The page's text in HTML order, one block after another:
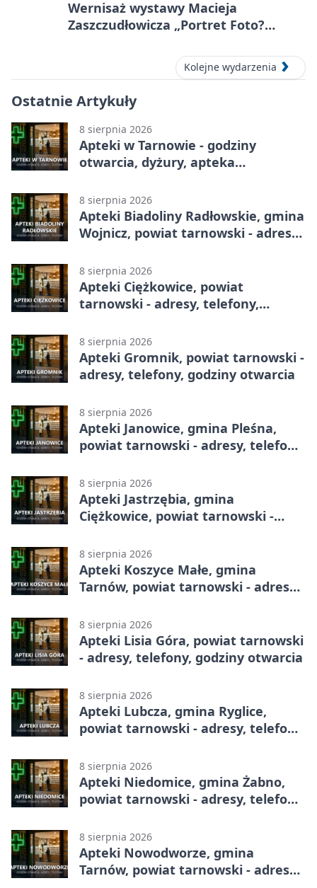
Wernisaż wystawy Macieja
Zaszczudłowicza „Portret Foto?
Kolejne wydarzenia
Ostatnie Artykuły
8 sierpnia 2026
Apteki w Tarnowie - godziny
otwarcia, dyżury, apteka
8 sierpnia 2026
Apteki Biadoliny Radłowskie, gmina
Wojnicz, powiat tarnowski - adresy,
8 sierpnia 2026
Apteki Ciężkowice, powiat
tarnowski - adresy, telefony,
8 sierpnia 2026
Apteki Gromnik, powiat tarnowski -
adresy, telefony, godziny otwarcia
8 sierpnia 2026
Apteki Janowice, gmina Pleśna,
powiat tarnowski - adresy, telefony,
8 sierpnia 2026
Apteki Jastrzębia, gmina
Ciężkowice, powiat tarnowski -
8 sierpnia 2026
Apteki Koszyce Małe, gmina
Tarnów, powiat tarnowski - adresy,
8 sierpnia 2026
Apteki Lisia Góra, powiat tarnowski
- adresy, telefony, godziny otwarcia
8 sierpnia 2026
Apteki Lubcza, gmina Ryglice,
powiat tarnowski - adresy, telefony,
8 sierpnia 2026
Apteki Niedomice, gmina Żabno,
powiat tarnowski - adresy, telefony,
8 sierpnia 2026
Apteki Nowodworze, gmina
Tarnów, powiat tarnowski - adresy,